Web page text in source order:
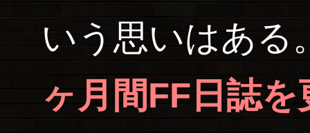
いう思いはある
ヶ月間FF日誌